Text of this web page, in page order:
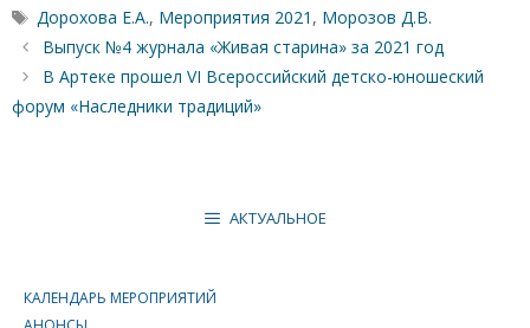
Метки
Дорохова Е.А., Мероприятия 2021 , Морозов Д.В.
Выпуск №4 журнала «Живая старина» за 2021 год
В Артеке прошел VI Всероссийский детско-юношеский
форум «Наследники традиций»
АКТУАЛЬНОЕ
КАЛЕНДАРЬ МЕРОПРИЯТИЙ